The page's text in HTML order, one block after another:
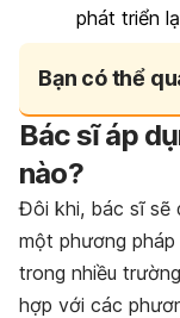
phát triển
Bạn có thể
Bác sĩ áp
nào?
Đôi khi, bác sĩ sẽ
một phương
trong nhiều
hợp với các